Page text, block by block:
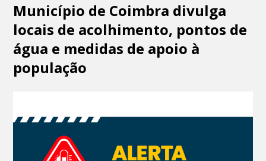
Município de Coimbra divulga
locais de acolhimento, pontos de
água e medidas de apoio à
população